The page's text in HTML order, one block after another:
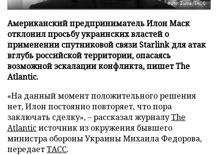
Фото: Zuma/ТАСС
Американский предприниматель Илон Маск
отклонил просьбу украинских властей о
применении спутниковой связи Starlink для атак
вглубь российской территории, опасаясь
возможной эскалации конфликта, пишет The
Atlantic.
«На данный момент положительного решения
нет, Илон постоянно повторяет, что пора
заключать сделку», – рассказал журналуThe
Atlanticисточник из окружения бывшего
министра обороны Украины Михаила Федорова,
передаетТАСС.